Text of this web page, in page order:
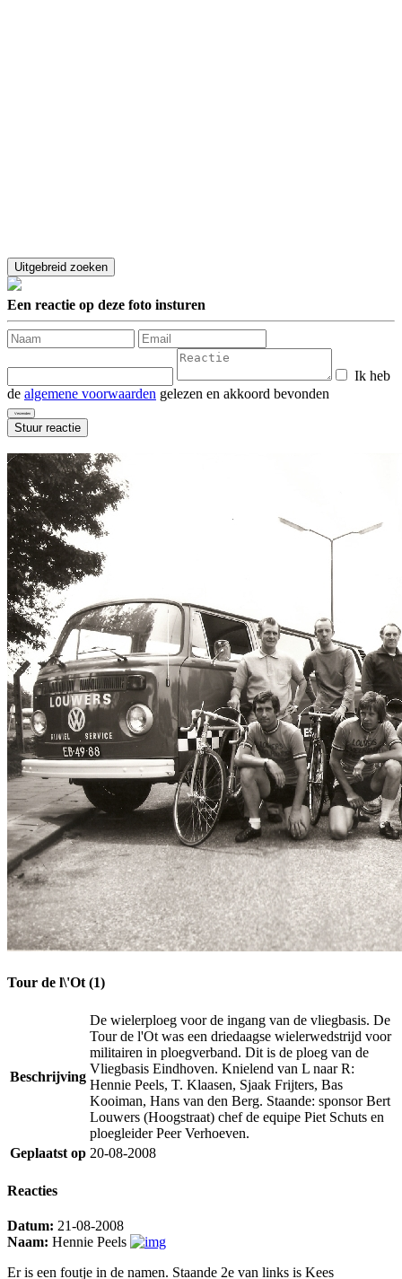
Een reactie op deze foto insturen
Ik heb
de algemene voorwaarden gelezen en akkoord bevonden
Tour de l\'Ot (1)
Beschrijving
De wielerploeg voor de ingang van de vliegbasis. De
Tour de l'Ot was een driedaagse wielerwedstrijd voor
militairen in ploegverband. Dit is de ploeg van de
Vliegbasis Eindhoven. Knielend van L naar R:
Hennie Peels, T. Klaasen, Sjaak Frijters, Bas
Kooiman, Hans van den Berg. Staande: sponsor Bert
Louwers (Hoogstraat) chef de equipe Piet Schuts en
ploegleider Peer Verhoeven.
Geplaatst op 20-08-2008
Reacties
Datum: 21-08-2008
Naam: Hennie Peels
Er is een foutje in de namen. Staande 2e van links is Kees